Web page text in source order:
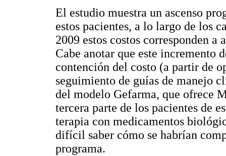
El estudio muestra un ascenso
estos pacientes, a lo largo de los
2009 estos costos corresponden
Cabe anotar que este incremento
contención del costo (a partir de
seguimiento de guías de manejo
del modelo Gefarma, que ofrece
tercera parte de los pacientes de
terapia con medicamentos
difícil saber cómo se habrían
programa.